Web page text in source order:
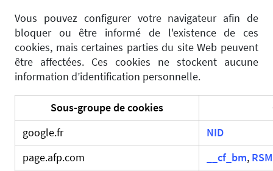
Vous pouvez configurer votre navigateur afin de
bloquer ou être informé de l'existence de ces
cookies, mais certaines parties du site Web peuvent
être affectées. Ces cookies ne stockent aucune
information d’identification personnelle.
Sous-groupe de cookies
google.fr
NID
page.afp.com
__cf_bm,